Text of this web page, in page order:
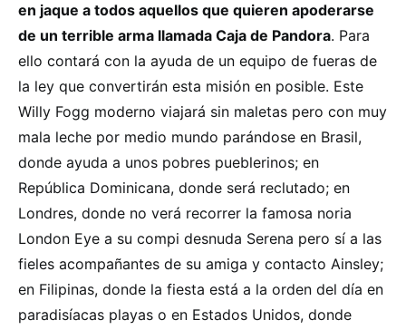
en jaque a todos aquellos que quieren apoderarse
de un terrible arma llamada Caja de Pandora. Para
ello contará con la ayuda de un equipo de fueras de
la ley que convertirán esta misión en posible. Este
Willy Fogg moderno viajará sin maletas pero con muy
mala leche por medio mundo parándose en Brasil,
donde ayuda a unos pobres pueblerinos; en
República Dominicana, donde será reclutado; en
Londres, donde no verá recorrer la famosa noria
London Eye a su compi desnuda Serena pero sí a las
fieles acompañantes de su amiga y contacto Ainsley;
en Filipinas, donde la fiesta está a la orden del día en
paradisíacas playas o en Estados Unidos, donde